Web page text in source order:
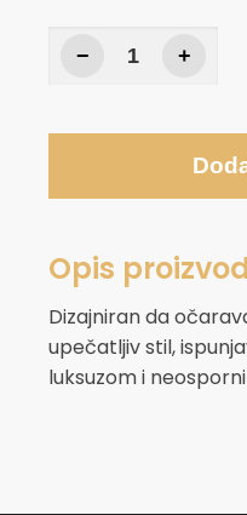
− +
Opis
Dizajniran da
upečatljiv stil,
luksuzom i